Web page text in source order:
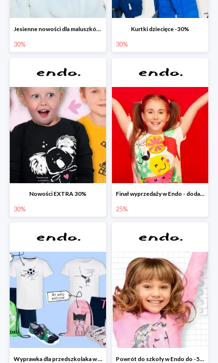
Jesienne nowości dla maluszków -30%
30%
Kurtki dziecięce -30%
30%
Nowości EXTRA 30%
30%
Finał wyprzedaży w Endo - dodatkowe 25% rabatu w Endo
25%
Wyprawka dla przedszkolaka w Endo do -25% Powrót do szkoły w Endo do -50%